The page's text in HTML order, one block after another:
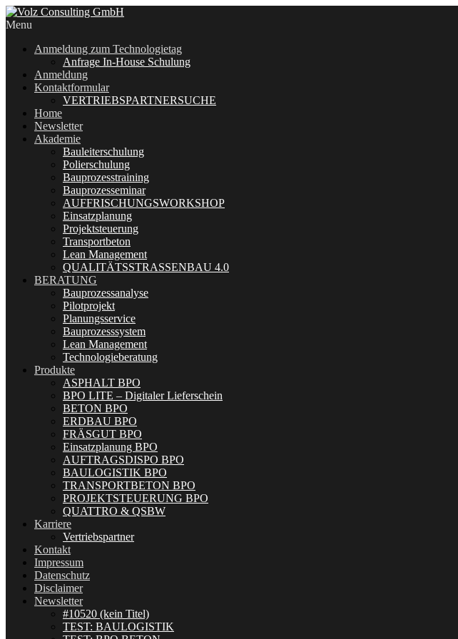
Menu
Anmeldung zum Technologietag
Anfrage In-House Schulung
Anmeldung
Kontaktformular
VERTRIEBSPARTNERSUCHE
Home
Newsletter
Akademie
Bauleiterschulung
Polierschulung
Bauprozesstraining
Bauprozesseminar
AUFFRISCHUNGSWORKSHOP
Einsatzplanung
Projektsteuerung
Transportbeton
Lean Management
QUALITÄTSSTRASSENBAU 4.0
BERATUNG
Bauprozessanalyse
Pilotprojekt
Planungsservice
Bauprozesssystem
Lean Management
Technologieberatung
Produkte
ASPHALT BPO
BPO LITE – Digitaler Lieferschein
BETON BPO
ERDBAU BPO
FRÄSGUT BPO
Einsatzplanung BPO
AUFTRAGSDISPO BPO
BAULOGISTIK BPO
TRANSPORTBETON BPO
PROJEKTSTEUERUNG BPO
QUATTRO & QSBW
Karriere
Vertriebspartner
Kontakt
Impressum
Datenschutz
Disclaimer
Newsletter
#10520 (kein Titel)
TEST: BAULOGISTIK